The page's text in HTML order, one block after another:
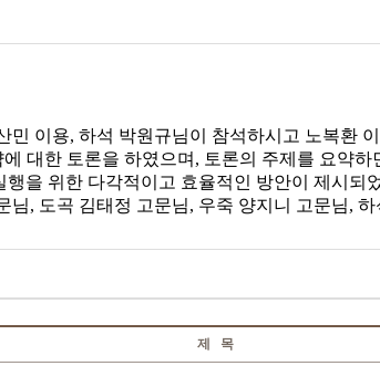
이용, 하석 박원규님이 참석하시고 노복환
대한 토론을 하였으며, 토론의 주제를 요약
을 위한 다각적이고 효율적인 방안이 제시되
, 도곡 김태정 고문님, 우죽 양지니 고문님,
제 목